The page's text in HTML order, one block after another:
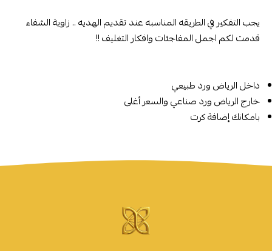
يجب التفكير في الطريقه المناسبه عند تقديم الهديه .. زاوية الشفاء
قدمت لكم اجمل المفاجئات وافكار التغليف !!
داخل الرياض ورد طبيعي
خارج الرياض ورد صناعي والسعر أغلى
بامكانك إضافة كرت